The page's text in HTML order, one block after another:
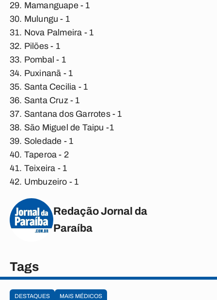
Mamanguape - 1
Mulungu - 1
Nova Palmeira - 1
Pilões - 1
Pombal - 1
Puxinanã - 1
Santa Cecilia - 1
Santa Cruz - 1
Santana dos Garrotes - 1
São Miguel de Taipu -1
Soledade - 1
Taperoa - 2
Teixeira - 1
Umbuzeiro - 1
Redação Jornal da
Paraíba
Tags
DESTAQUES MAIS MÉDICOS